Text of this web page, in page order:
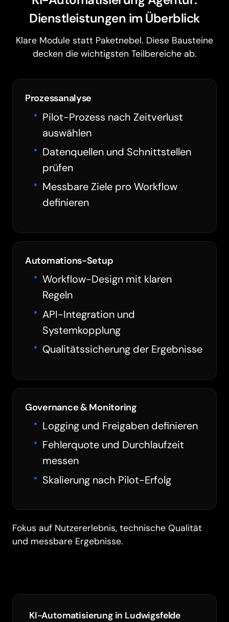
Dienstleistungen im Überblick
Klare Module statt Paketnebel. Diese Bausteine
decken die wichtigsten Teilbereiche ab.
Prozessanalyse
Pilot-Prozess nach Zeitverlust
auswählen
Datenquellen und Schnittstellen
prüfen
Messbare Ziele pro Workflow
definieren
Automations-Setup
Workflow-Design mit klaren
Regeln
API-Integration und
Systemkopplung
Qualitätssicherung der Ergebnisse
Governance & Monitoring
Logging und Freigaben definieren
Fehlerquote und Durchlaufzeit
messen
Skalierung nach Pilot-Erfolg
Fokus auf Nutzererlebnis, technische Qualität
und messbare Ergebnisse.
KI-Automatisierung in Ludwigsfelde